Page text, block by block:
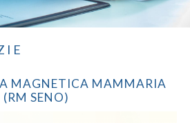
MAGNETICA MAMMARIA
SENO)